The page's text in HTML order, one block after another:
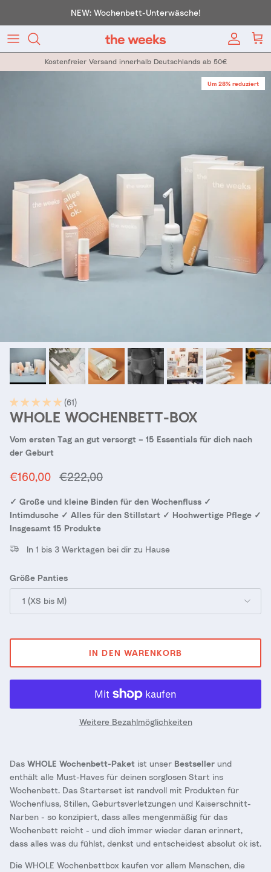
NEW: Wochenbett-Unterwäsche!
Konto
Kostenfreier Versand innerhalb Deutschlands ab 50€
Um 28% reduziert
(61)
WHOLE WOCHENBETT-BOX
Vom ersten Tag an gut versorgt – 15 Essentials für dich nach
der Geburt
Verkaufspreis
€160,00 Normaler Preis
€222,00
✓ Große und kleine Binden für den Wochenfluss ✓
Intimdusche ✓ Alles für den Stillstart ✓ Hochwertige Pflege ✓
Insgesamt 15 Produkte
In 1 bis 3 Werktagen bei dir zu Hause
Größe Panties
1 (XS bis M)
IN DEN WARENKORB
Weitere Bezahlmöglichkeiten
Das WHOLE Wochenbett-Paket ist unser Bestseller und
enthält alle Must-Haves für deinen sorglosen Start ins
Wochenbett. Das Starterset ist randvoll mit Produkten für
Wochenfluss, Stillen, Geburtsverletzungen und Kaiserschnitt-
Narben - so konzipiert, dass alles mengenmäßig für das
Wochenbett reicht - und dich immer wieder daran erinnert,
dass alles was du fühlst, denkst und entscheidest absolut ok ist.
Die WHOLE Wochenbettbox kaufen vor allem Menschen, die